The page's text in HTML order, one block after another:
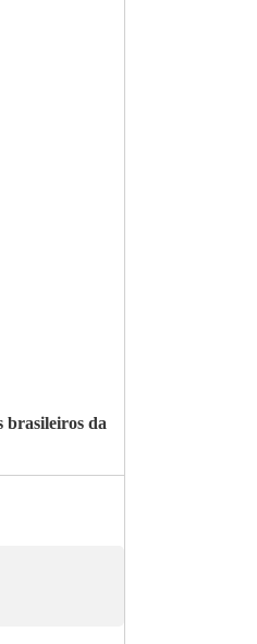
brasileiros da